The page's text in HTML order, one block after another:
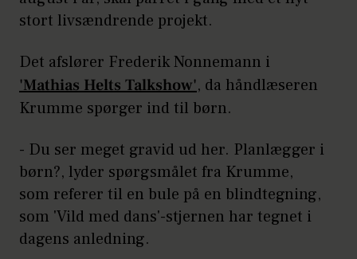
stort livsændrende projekt.
Det afslører Frederik Nonnemann i
'Mathias Helts Talkshow', da håndlæseren
Krumme spørger ind til børn.
- Du ser meget gravid ud her. Planlægger i
børn?, lyder spørgsmålet fra Krumme,
som referer til en bule på en blindtegning,
som 'Vild med dans'-stjernen har tegnet i
dagens anledning.